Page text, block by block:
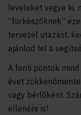
leveleket vegye ki,
“fürkészőknek”
tervezel utazást,
ajánlod fel a
A fenti pontok
évet
vagy bérlőként.
ellenére is!